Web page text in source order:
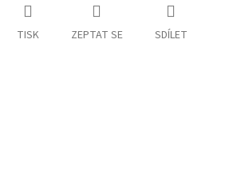
TISK ZEPTAT SE SDÍLET